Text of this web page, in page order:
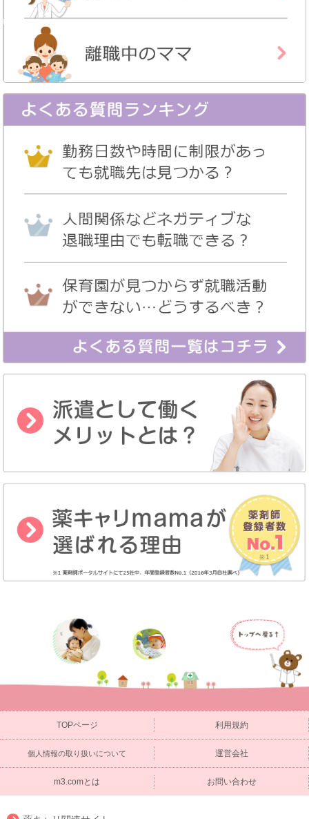
TOPページ 利用規約
個人情報の取り扱いについて 運営会社
m3.comとは お問い合わせ